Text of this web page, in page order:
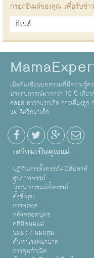
กรอกอีเมล์ของคุณ เพื่อรับข่า
เป็นทีมเขียนบทความที่มีความรู้ค
ประสบการณ์มากกว่า 10 ปี เกี่ยว
คลอด ทารกแรกเกิด การเลี้ยงลูก
แม่ จิตวิทยาเด็ก
เตรียมเป็นคุณแม่
ปฏิทินการตั้งครรภ์40สัปดาห์
สุขภาพครรภ์
โภชนาการแม่ตั้งครรภ์
ตั้งชื่อลูก
การคลอด
หลังคลอดบุตร
คลินิคนมแม่
นมผง / นมผสม
ค้นหาโรงพยาบาล
การคุมกำเนิด